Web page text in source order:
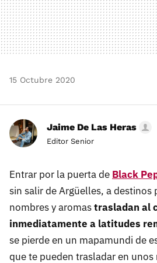
15 Octubre 2020
Jaime De Las Heras
Editor Senior
Entrar por la puerta de Black
sin salir de Argüelles, a destinos
nombres y aromastrasladan al
inmediatamente a latitudes
se pierde en un mapamundi de
que te pueden trasladar en